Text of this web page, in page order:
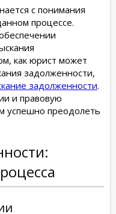
с понимания
процессе.
как юрист может
задолженности,
задолженности.
и правовую
успешно преодолеть